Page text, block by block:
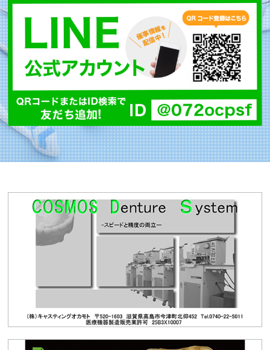
【三井住友銀行】口座をご利用の会員様へ：8月分会
費（7/8振替分）口座振替不具合に関するお詫びと次
回振替日のご案内
お知らせ
2026.06.03
令和8年度東大阪市医療機関等物価高騰対策支援事業
について
会員限定
2026.06.03
【会員限定】〈重要〉ベースアップ支援料について
（必ずお読みください）
お知らせ
2026.06.03
ベースアップ支援料について（会員ページに移行しま
した）
2026.06.03
【会員限定】最新の点数分析表（2026年6月1日改
定）
催事情報
2026.05.19
R8/5/24「スポッチャスタンプラリー」＆「新入会員